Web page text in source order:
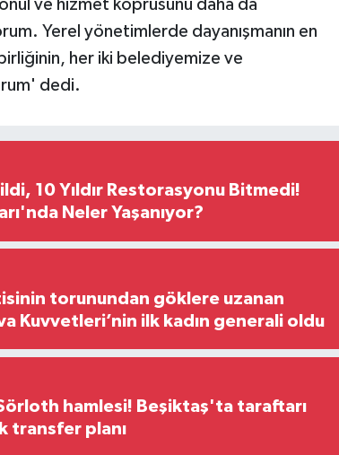
ve hizmet köprüsünü daha da
Yerel yönetimlerde dayanışmanın en
her iki belediyemize ve
dedi.
10 Yıldır Restorasyonu Bitmedi!
Neler Yaşanıyor?
torunundan göklere uzanan
Kuvvetleri’nin ilk kadın generali oldu
hamlesi! Beşiktaş'ta taraftarı
transfer planı